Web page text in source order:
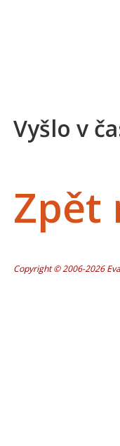
Vyšlo v
Zpět
Copyright © 2006-2026